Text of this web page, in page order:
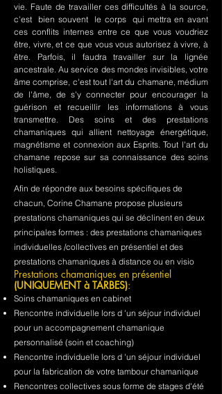
vie. Faute de travailler ces difficultés à la source,
c'est bien souvent le corps qui mettra en avant
ces conflits internes entre ce que vous voudriez
être, vivre, et ce que vous vous autorisez à vivre, à
être. Parfois, il faudra travailler sur la lignée
ancestrale. Au service des mondes invisibles, votre
âme comprise, c'est tout l'art du chamane, médium
de l'âme, de s'y connecter pour encourager la
guérison et recueillir les informations à vous
transmettre. Des soins et des prestations
chamaniques qui allient nettoyage énergétique,
magnétisme et connexion aux Esprits. Tout l'art du
chamane repose sur sa connaissance des soins
holistiques.
Afin de répondre aux besoins spécifiques de
chacun, Corine Chamane propose plusieurs
prestations chamaniques qui se déclinent en deux
principales formes : des prestations chamaniques
individuelles /collectives en présentiel et des
prestations chamaniques à distance ou en visio
Prestations chamaniques en présentiel
(UNIQUEMENT à TARBES):
Soins chamaniques en cabinet
Rencontre individuelle lors d 'un séjour individuel
pour un accompagnement chamanique
personnalisé (soin et coaching)
Rencontre individuelle lors d 'un séjour individuel
pour la fabrication de votre tambour chamanique
Rencontres collectives sous forme de stages d'été